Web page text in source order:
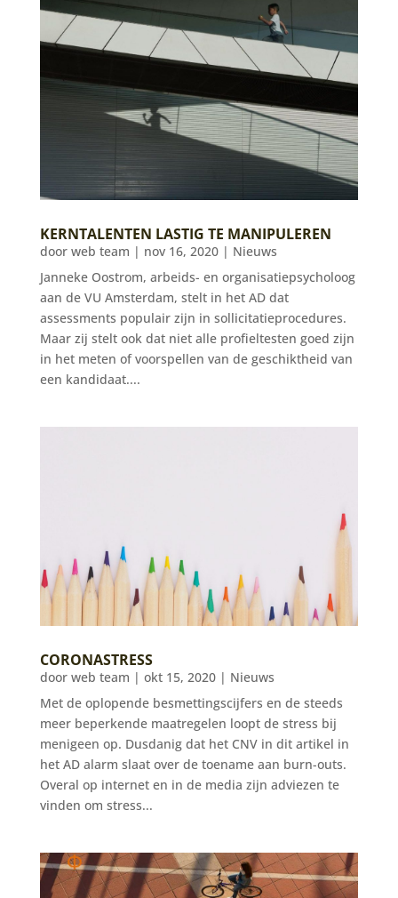
KERNTALENTEN LASTIG TE MANIPULEREN
door web team | nov 16, 2020| Nieuws
Janneke Oostrom, arbeids- en organisatiepsycholoog
aan de VU Amsterdam, stelt in het AD dat
assessments populair zijn in sollicitatieprocedures.
Maar zij stelt ook dat niet alle profieltesten goed zijn
in het meten of voorspellen van de geschiktheid van
een kandidaat....
CORONASTRESS
door web team | okt 15, 2020| Nieuws
Met de oplopende besmettingscijfers en de steeds
meer beperkende maatregelen loopt de stress bij
menigeen op. Dusdanig dat het CNV in dit artikel in
het AD alarm slaat over de toename aan burn-outs.
Overal op internet en in de media zijn adviezen te
vinden om stress...